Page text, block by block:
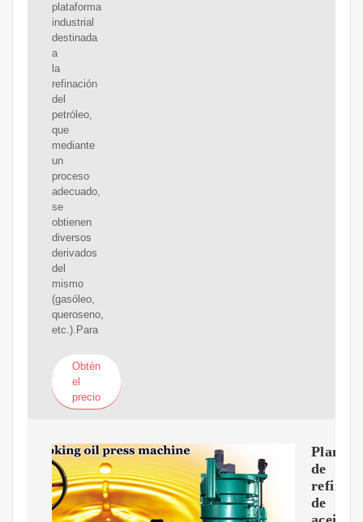
plataforma
industrial
destinada
a
la
refinación
del
petróleo,
que
mediante
un
proceso
adecuado,
se
obtienen
diversos
derivados
del
mismo
(gasóleo,
queroseno,
etc.).Para
Obtén
el
precio
Planta
de
de